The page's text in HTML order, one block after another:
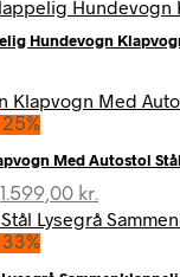
Hundevogn
Med Autostol
Den
oprindelige
pris
1.599,00 kr.
aktuelle